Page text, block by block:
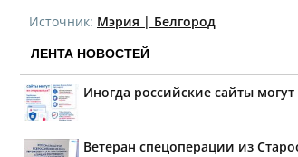
Источник: Мэрия | Белгород
ЛЕНТА НОВОСТЕЙ
Иногда российские сайты
Ветеран спецоперации из